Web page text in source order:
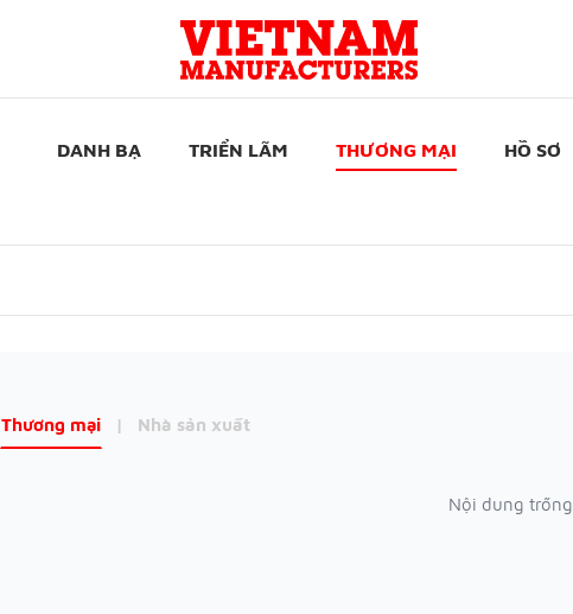
DANH BẠ TRIỂN LÃM THƯƠNG MẠI HỒ SƠ
Thương mại | Nhà sản xuất
Nội dung trống